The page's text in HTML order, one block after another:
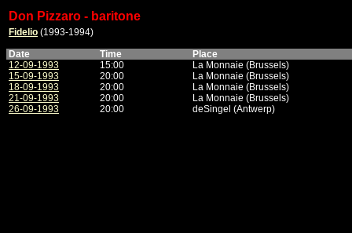
Don Pizzaro - baritone
Fidelio (1993-1994)
Date
Time
Place
12-09-1993
15:00
La Monnaie (Brussels)
15-09-1993
20:00
La Monnaie (Brussels)
18-09-1993
20:00
La Monnaie (Brussels)
21-09-1993
20:00
La Monnaie (Brussels)
26-09-1993
20:00 deSingel (Antwerp)